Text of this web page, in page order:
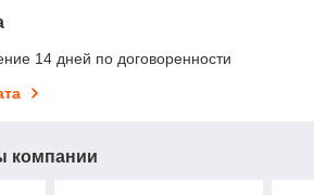
14 дней по договоренности
компании